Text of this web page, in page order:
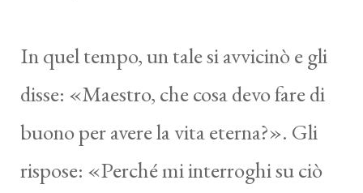
In quel tempo, un tale si avvicinò e gli
disse: «Maestro, che cosa devo fare di
buono per avere la vita eterna?». Gli
rispose: «Perché mi interroghi su ciò